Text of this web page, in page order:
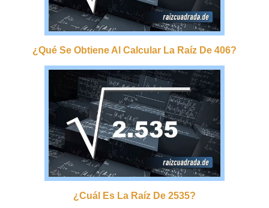
¿qué Se Obtiene Al Calcular La Raíz De 406?
¿cuál Es La Raíz De 2535?